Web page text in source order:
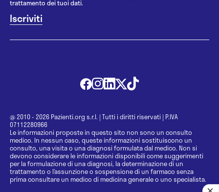
trattamento dei tuoi dati.
@ 2010 - 2026 Pazienti.org s.r.l. | Tutti i diritti riservati | P.IVA
07112280966
Le informazioni proposte in questo sito non sono un consulto
medico. In nessun caso, queste informazioni sostituiscono un
consulto, una visita o una diagnosi formulata dal medico. Non si
devono considerare le informazioni disponibili come suggerimenti
per la formulazione di una diagnosi, la determinazione di un
trattamento o l’assunzione o sospensione di un farmaco senza
prima consultare un medico di medicina generale o uno specialista.